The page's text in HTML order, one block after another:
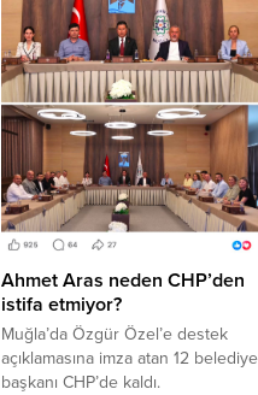
Ahmet Aras neden CHP’den
istifa etmiyor?
Muğla’da Özgür Özel’e destek
açıklamasına imza atan 12 belediye
başkanı CHP’de kaldı.